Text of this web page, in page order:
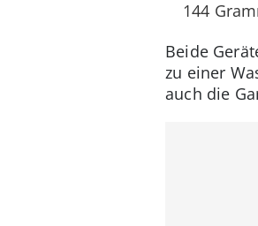
144
Beide
zu einer
auch die